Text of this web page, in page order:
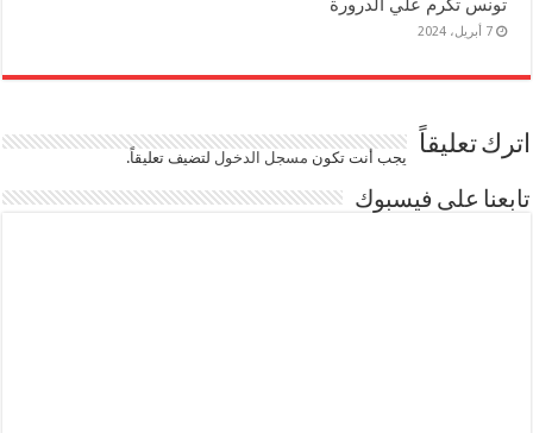
7 أبريل، 2024
اترك تعليقاً يجب أنت تكون مسجل الدخوللتضيف تعليقاً.
تابعنا على فيسبوك